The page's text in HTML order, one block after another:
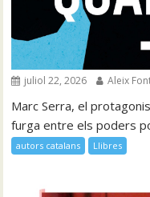
juliol 22, 2026 Aleix
Marc Serra, el
furga entre els poders
autors catalans Llibres